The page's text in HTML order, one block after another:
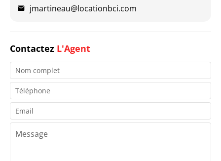
jmartineau@locationbci.com
Contactez L'Agent